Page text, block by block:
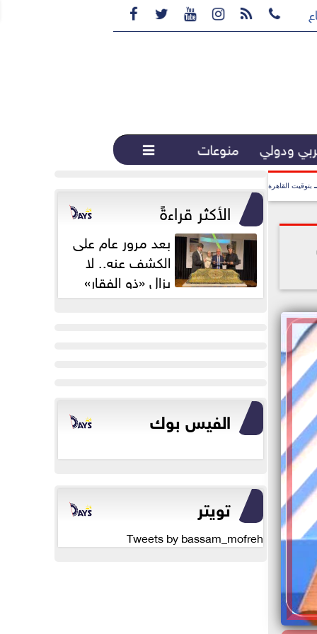
     
القهوة المختصة...
ودولي منوعات 
بتوقيت القاهرة
الأكثر قراءةً
بعد مرور عام على
الكشف عنه.. لا
يزال «ذو الفقار»
محور اهتمام...
الفيس بوك
تويتر
Tweets by bassam_mofreh